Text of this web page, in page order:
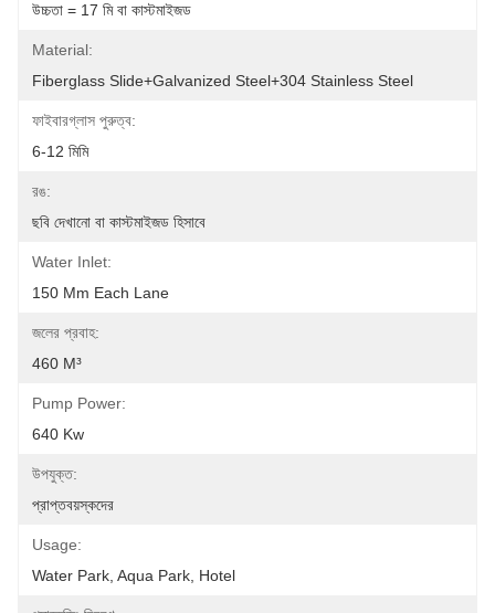
উচ্চতা = 17 মি বা কাস্টমাইজড
Material:
Fiberglass Slide+Galvanized Steel+304 Stainless Steel
ফাইবারগ্লাস পুরুত্ব:
6-12 মিমি
রঙ:
ছবি দেখানো বা কাস্টমাইজড হিসাবে
Water Inlet:
150 Mm Each Lane
জলের প্রবাহ:
460 M³
Pump Power:
640 Kw
উপযুক্ত:
প্রাপ্তবয়স্কদের
Usage:
Water Park, Aqua Park, Hotel